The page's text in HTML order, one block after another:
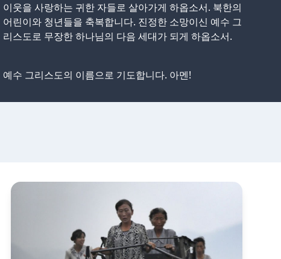
이웃을 사랑하는 귀한 자들로 살아가게 하옵소서. 북한의
어린이와 청년들을 축복합니다. 진정한 소망이신 예수 그
리스도로 무장한 하나님의 다음 세대가 되게 하옵소서.
예수 그리스도의 이름으로 기도합니다. 아멘!